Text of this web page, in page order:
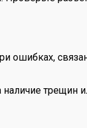
ошибках,